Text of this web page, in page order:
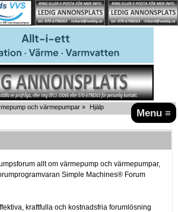
Menu ≡
och värmepumpar » Hjälp
allt om värmepump och värmepumpar,
Simple Machines® Forum
kraftfulla och kostnadsfria forumlösning